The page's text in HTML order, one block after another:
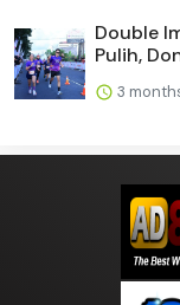
Double
Pulih,
3